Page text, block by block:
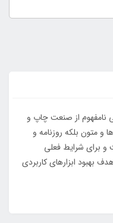
نامفهوم از صنعت چاپ و
و متون بلکه روزنامه و
و برای شرایط فعلی
بهبود ابزارهای کاربردی